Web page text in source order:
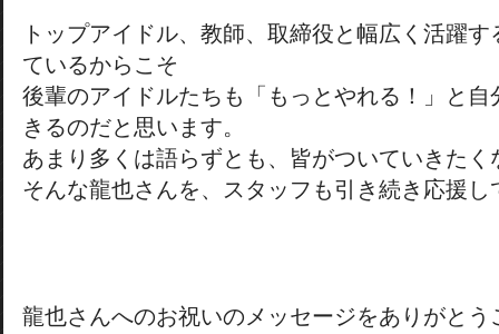
トップアイドル、教師、取締役と幅広く活躍
ているからこそ
後輩のアイドルたちも「もっとやれる！」と
きるのだと思います。
あまり多くは語らずとも、皆がついていきたく
そんな龍也さんを、スタッフも引き続き応援し
龍也さんへのお祝いのメッセージをありがとう